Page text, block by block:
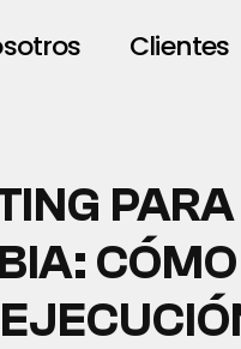
Clientes